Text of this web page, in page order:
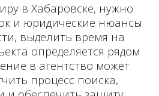
в Хабаровске, нужно
и юридические нюансы
выделить время на
определяется рядом
в агентство может
процесс поиска,